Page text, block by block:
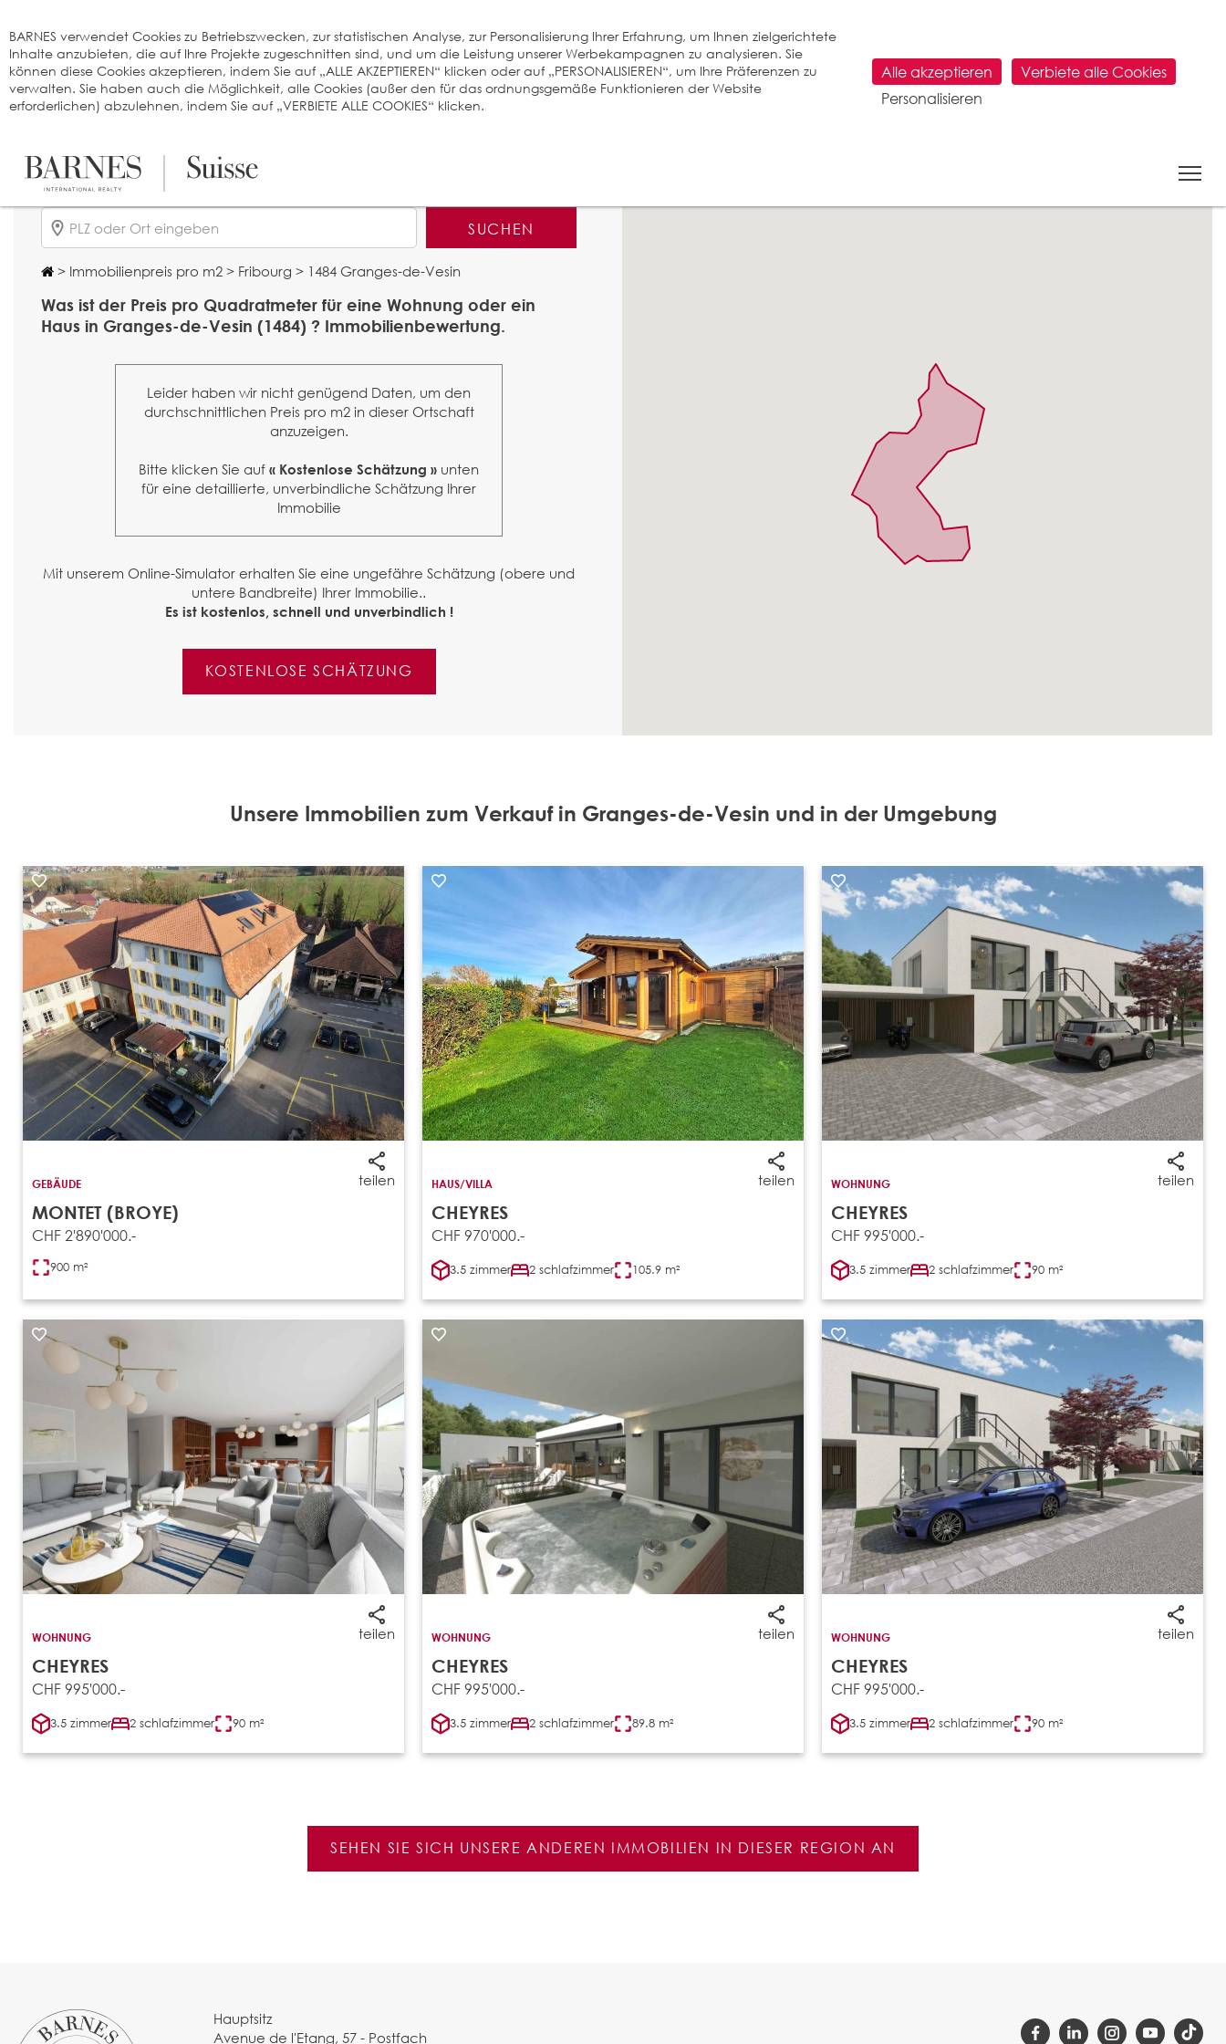
SUCHEN
> Immobilienpreis pro m2 > Fribourg > 1484 Granges-de-Vesin
Was ist der Preis pro Quadratmeter für eine Wohnung oder ein
Haus in Granges-de-Vesin (1484) ? Immobilienbewertung.
Leider haben wir nicht genügend Daten, um den
durchschnittlichen Preis pro m2 in dieser Ortschaft
anzuzeigen.
Bitte klicken Sie auf « Kostenlose Schätzung » unten
für eine detaillierte, unverbindliche Schätzung Ihrer
Immobilie
Mit unserem Online-Simulator erhalten Sie eine ungefähre Schätzung (obere und
untere Bandbreite) Ihrer Immobilie..
Es ist kostenlos, schnell und unverbindlich !
KOSTENLOSE SCHÄTZUNG
Unsere Immobilien zum Verkauf in Granges-de-Vesin und in der Umgebung
teilen
GEBÄUDE
MONTET (BROYE)
CHF 2'890'000.-
900 m²
teilen
HAUS/VILLA
CHEYRES
CHF 970'000.-
3.5 zimmer 2 schlafzimmer 105.9 m²
teilen
WOHNUNG
CHEYRES
CHF 995'000.-
3.5 zimmer 2 schlafzimmer 90 m²
teilen
WOHNUNG
CHEYRES
CHF 995'000.-
3.5 zimmer 2 schlafzimmer 90 m²
teilen
WOHNUNG
CHEYRES
CHF 995'000.-
3.5 zimmer 2 schlafzimmer 89.8 m²
teilen
WOHNUNG
CHEYRES
CHF 995'000.-
3.5 zimmer 2 schlafzimmer 90 m²
SEHEN SIE SICH UNSERE ANDEREN IMMOBILIEN IN DIESER REGION AN
Hauptsitz
Avenue de l'Etang, 57 - Postfach
BARNES verwendet Cookies zu Betriebszwecken, zur statistischen Analyse, zur Personalisierung Ihrer Erfahrung, um Ihnen zielgerichtete
Inhalte anzubieten, die auf Ihre Projekte zugeschnitten sind, und um die Leistung unserer Werbekampagnen zu analysieren. Sie
können diese Cookies akzeptieren, indem Sie auf „ALLE AKZEPTIEREN“ klicken oder auf „PERSONALISIEREN“, um Ihre Präferenzen zu
verwalten. Sie haben auch die Möglichkeit, alle Cookies (außer den für das ordnungsgemäße Funktionieren der Website
erforderlichen) abzulehnen, indem Sie auf „VERBIETE ALLE COOKIES“ klicken.
Alle akzeptieren
Verbiete alle Cookies
Personalisieren